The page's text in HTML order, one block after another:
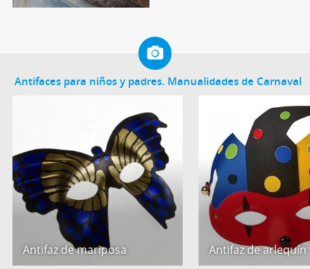
Antifaces para niños y padres. Manualidades de Carnaval
Antifaz de mariposa Antifaz de arlequín